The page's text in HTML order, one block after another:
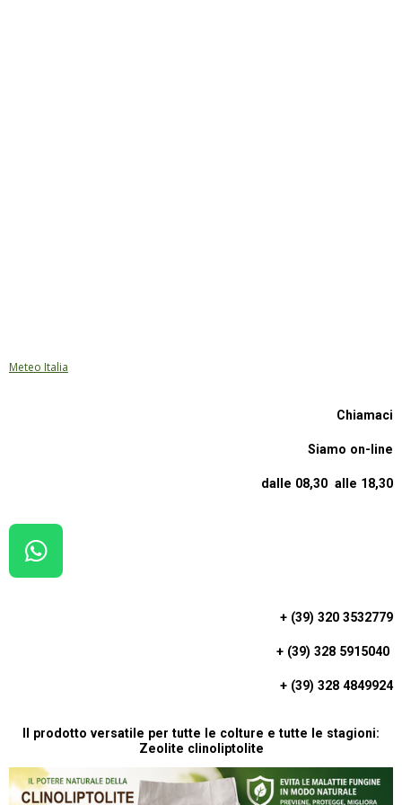
Meteo Italia
Chiamaci
Siamo on-line
dalle 08,30 alle 18,30
W
H
P
+ (39) 320 3532779
+ (39) 328 5915040
+ (39) 328 4849924
Il prodotto versatile per tutte le colture e tutte le stagioni:
Zeolite clinoliptolite